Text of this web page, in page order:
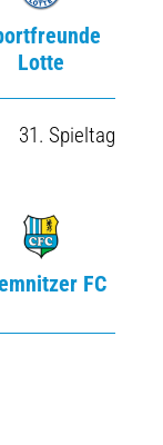
Lotte
31. Spieltag
FC